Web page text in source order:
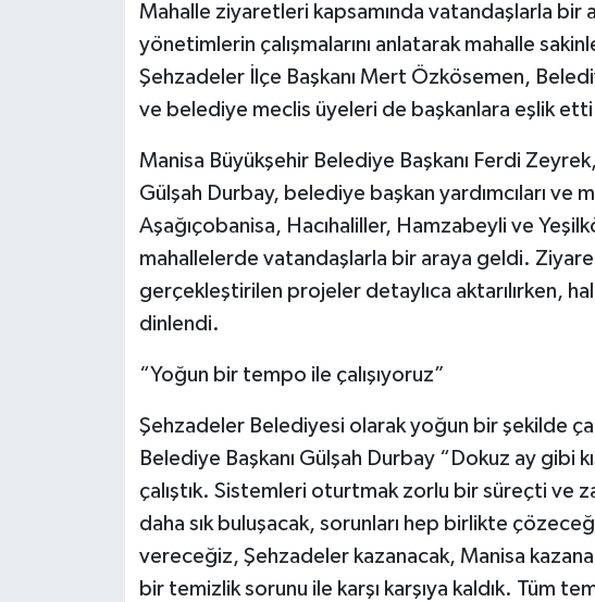
Mahalle ziyaretleri kapsamında vatandaşlarla bir
yönetimlerin çalışmalarını anlatarak mahalle
Şehzadeler İlçe Başkanı Mert Özkösemen,
ve belediye meclis üyeleri de başkanlara eşlik
Manisa Büyükşehir Belediye Başkanı Ferdi
Gülşah Durbay, belediye başkan yardımcıları ve
Aşağıçobanisa, Hacıhaliller, Hamzabeyli ve
mahallelerde vatandaşlarla bir araya geldi.
gerçekleştirilen projeler detaylıca aktarılırken,
dinlendi.
“Yoğun bir tempo ile çalışıyoruz”
Şehzadeler Belediyesi olarak yoğun bir şekilde
Belediye Başkanı Gülşah Durbay “Dokuz ay gibi
çalıştık. Sistemleri oturtmak zorlu bir süreçti ve
daha sık buluşacak, sorunları hep birlikte
vereceğiz, Şehzadeler kazanacak, Manisa
bir temizlik sorunu ile karşı karşıya kaldık. Tüm